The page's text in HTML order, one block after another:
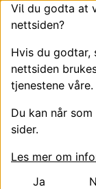
Vil du godta at
nettsiden?
Hvis du godtar,
nettsiden
tjenestene våre.
Du kan når
sider.
Les mer om
Ja